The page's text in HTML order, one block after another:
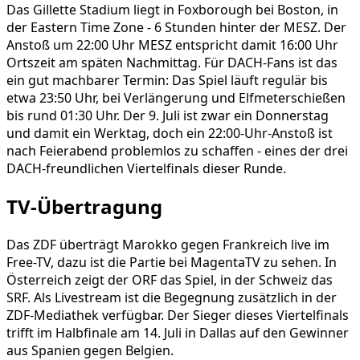
Das Gillette Stadium liegt in Foxborough bei Boston, in
der Eastern Time Zone - 6 Stunden hinter der MESZ. Der
Anstoß um 22:00 Uhr MESZ entspricht damit 16:00 Uhr
Ortszeit am späten Nachmittag. Für DACH-Fans ist das
ein gut machbarer Termin: Das Spiel läuft regulär bis
etwa 23:50 Uhr, bei Verlängerung und Elfmeterschießen
bis rund 01:30 Uhr. Der 9. Juli ist zwar ein Donnerstag
und damit ein Werktag, doch ein 22:00-Uhr-Anstoß ist
nach Feierabend problemlos zu schaffen - eines der drei
DACH-freundlichen Viertelfinals dieser Runde.
TV-Übertragung
Das ZDF überträgt Marokko gegen Frankreich live im
Free-TV, dazu ist die Partie bei MagentaTV zu sehen. In
Österreich zeigt der ORF das Spiel, in der Schweiz das
SRF. Als Livestream ist die Begegnung zusätzlich in der
ZDF-Mediathek verfügbar. Der Sieger dieses Viertelfinals
trifft im Halbfinale am 14. Juli in Dallas auf den Gewinner
aus Spanien gegen Belgien.